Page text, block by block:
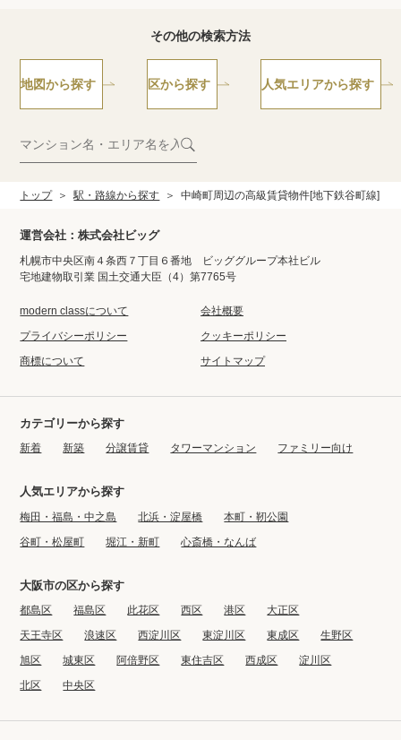
その他の検索方法
地図から探す 区から探す 人気エリアから探す
トップ 駅・路線から探す 中崎町周辺の高級賃貸物件[地下鉄谷町線]
運営会社：株式会社ビッグ
札幌市中央区南４条西７丁目６番地 ビッググループ本社ビル
宅地建物取引業 国土交通大臣（4）第7765号
modern classについて
会社概要
プライバシーポリシー
クッキーポリシー
商標について
サイトマップ
カテゴリーから探す
新着 新築 分譲賃貸 タワーマンション ファミリー向け
人気エリアから探す
梅田・福島・中之島 北浜・淀屋橋
本町・靭公園
谷町・松屋町
堀江・新町 心斎橋・なんば
大阪市の区から探す
都島区 福島区 此花区 西区 港区
大正区
天王寺区
浪速区 西淀川区 東淀川区 東成区
生野区
旭区
城東区 阿倍野区 東住吉区 西成区
淀川区
北区
中央区